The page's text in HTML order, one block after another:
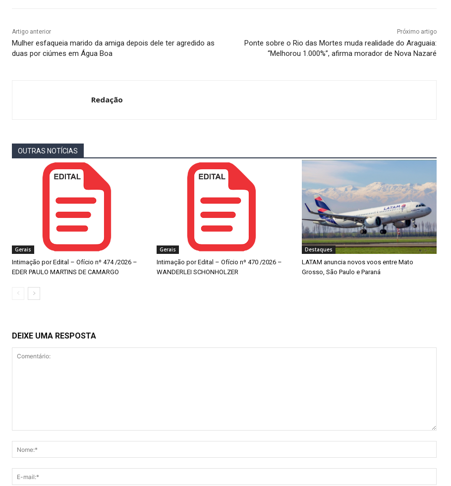
Artigo anterior
Mulher esfaqueia marido da amiga depois dele ter agredido as
duas por ciúmes em Água Boa
Próximo artigo
Ponte sobre o Rio das Mortes muda realidade do Araguaia:
“Melhorou 1.000%”, afirma morador de Nova Nazaré
Redação
OUTRAS NOTÍCIAS
Gerais
Intimação por Edital – Ofício nº 474 /2026 –
EDER PAULO MARTINS DE CAMARGO
Gerais
Intimação por Edital – Ofício nº 470 /2026 –
WANDERLEI SCHONHOLZER
Destaques
LATAM anuncia novos voos entre Mato
Grosso, São Paulo e Paraná
DEIXE UMA RESPOSTA
mail:*